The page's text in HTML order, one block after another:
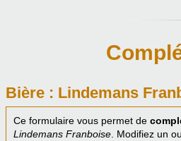
Bière : Lindemans
Ce formulaire vous permet de
Lindemans Franboise . Modifiez un